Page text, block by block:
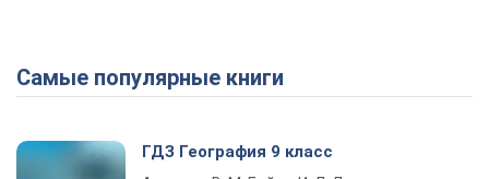
Самые популярные книги
ГДЗ География 9 класс